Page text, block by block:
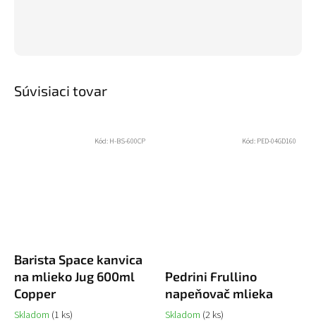
Súvisiaci tovar
Barista Space kanvica
na mlieko Jug 600ml
Copper
Skladom (1 ks)
Kód: H-BS-600CP
Pedrini Frullino
napeňovač mlieka
Skladom (2 ks)
Kód: PED-04GD160